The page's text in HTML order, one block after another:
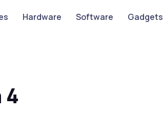
Hardware Software Gadgets
4